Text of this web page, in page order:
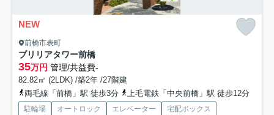
NEW
前橋市表町
ブリリアタワー前橋
35万円 管理/共益費-
82.82㎡ (2LDK) /築2年 /27階建
両毛線「前橋」駅 徒歩3分
上毛電鉄「中央前橋」駅 徒歩12分
駐輪場 オートロック エレベーター
宅配ボックス